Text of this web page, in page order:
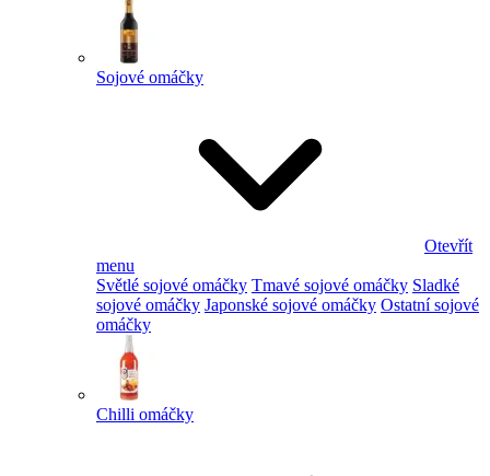
Sojové omáčky
Otevřít
menu
Světlé sojové omáčky Tmavé sojové omáčky Sladké
sojové omáčky Japonské sojové omáčky Ostatní sojové
omáčky
Chilli omáčky